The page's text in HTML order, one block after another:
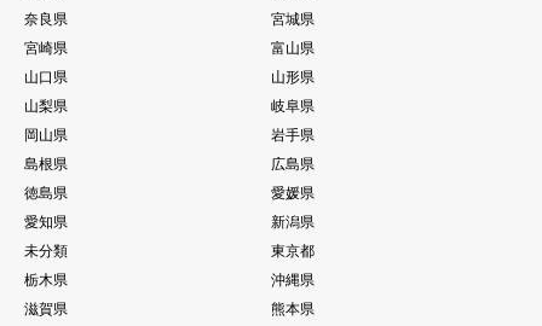
奈良県
宮城県
宮崎県
富山県
山口県
山形県
山梨県
岐阜県
岡山県
岩手県
島根県
広島県
徳島県
愛媛県
愛知県
新潟県
未分類
東京都
栃木県
沖縄県
滋賀県
熊本県